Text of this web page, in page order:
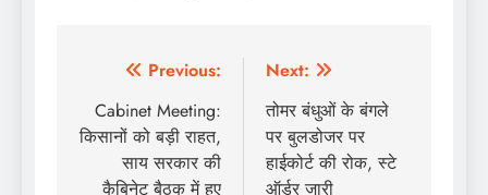
Post
navigation
Previous:
Cabinet Meeting:
किसानों को बड़ी राहत,
साय सरकार की
कैबिनेट बैठक में हुए
Next:
तोमर बंधुओं के बंगले
पर बुलडोजर पर
हाईकोर्ट की रोक, स्टे
ऑर्डर जारी